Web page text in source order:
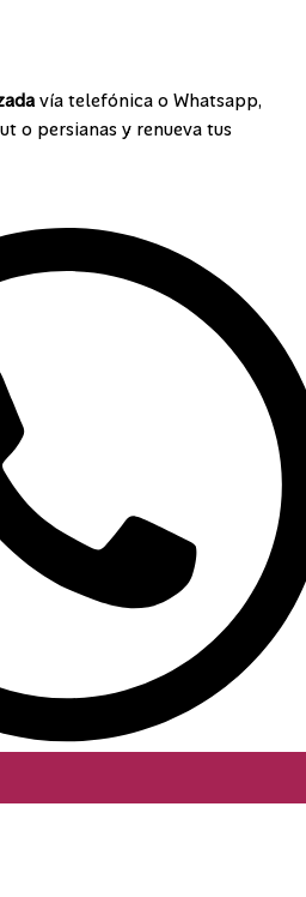
vía telefónica o Whatsapp,
o persianas y renueva tus